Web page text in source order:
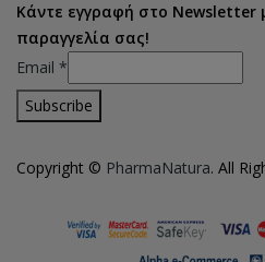
Κάντε εγγραφή στο Newsletter
παραγγελία σας!
Email *
Copyright © PharmaNatura. All